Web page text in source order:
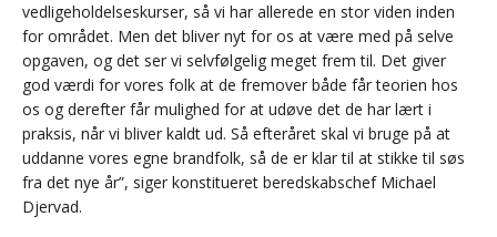
vedligeholdelseskurser, så vi har allerede en stor viden inden
for området. Men det bliver nyt for os at være med på selve
opgaven, og det ser vi selvfølgelig meget frem til. Det giver
god værdi for vores folk at de fremover både får teorien hos
os og derefter får mulighed for at udøve det de har lært i
praksis, når vi bliver kaldt ud. Så efteråret skal vi bruge på at
uddanne vores egne brandfolk, så de er klar til at stikke til søs
fra det nye år”, siger konstitueret beredskabschef Michael
Djervad.